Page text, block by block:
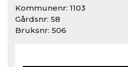
Kommunenr: 1103
Gårdsnr: 58
Bruksnr: 506